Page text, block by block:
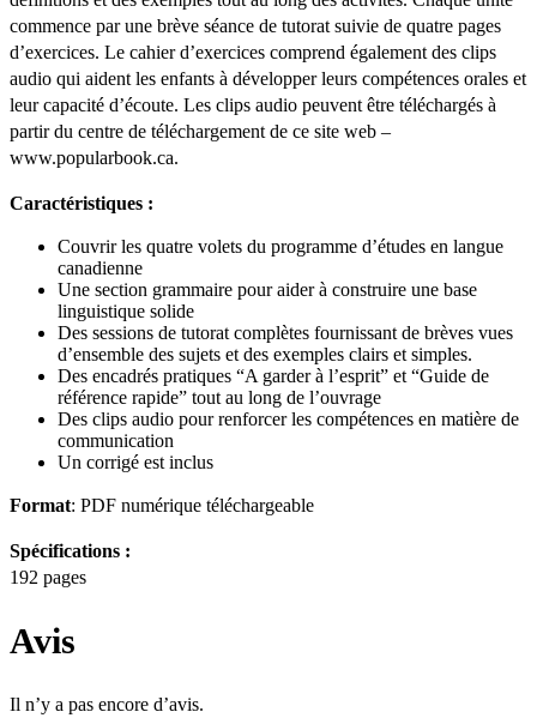
commence par une brève séance de tutorat suivie de quatre pages
d’exercices. Le cahier d’exercices comprend également des clips
audio qui aident les enfants à développer leurs compétences orales et
leur capacité d’écoute. Les clips audio peuvent être téléchargés à
partir du centre de téléchargement de ce site web –
www.popularbook.ca.
Caractéristiques :
Couvrir les quatre volets du programme d’études en langue
canadienne
Une section grammaire pour aider à construire une base
linguistique solide
Des sessions de tutorat complètes fournissant de brèves vues
d’ensemble des sujets et des exemples clairs et simples.
Des encadrés pratiques “A garder à l’esprit” et “Guide de
référence rapide” tout au long de l’ouvrage
Des clips audio pour renforcer les compétences en matière de
communication
Un corrigé est inclus
Format: PDF numérique téléchargeable
Spécifications :
192 pages
Avis
Il n’y a pas encore d’avis.